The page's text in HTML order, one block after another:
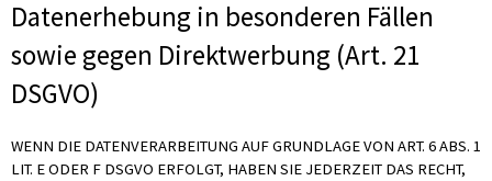
Datenerhebung in besonderen Fällen
sowie gegen Direktwerbung (Art. 21
DSGVO)
WENN DIE DATENVERARBEITUNG AUF GRUNDLAGE VON ART. 6 ABS. 1
LIT. E ODER F DSGVO ERFOLGT, HABEN SIE JEDERZEIT DAS RECHT,